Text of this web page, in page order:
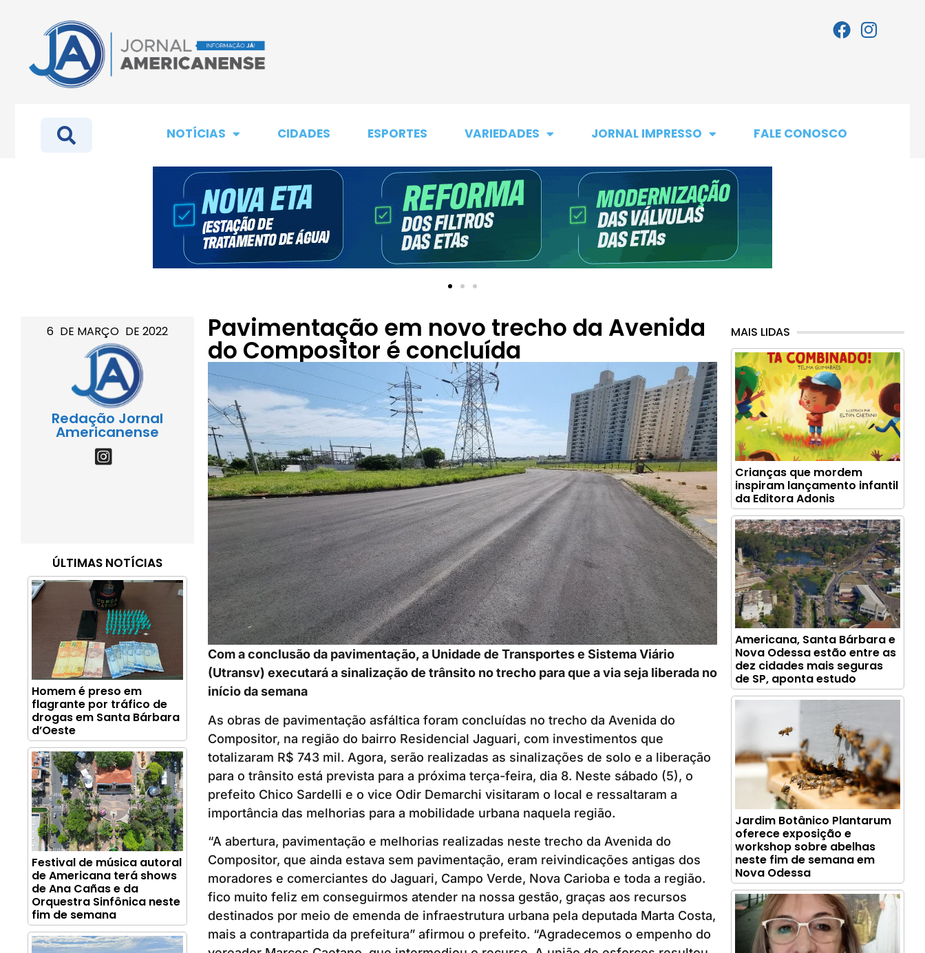
NOTÍCIAS CIDADES ESPORTES VARIEDADES JORNAL IMPRESSO FALE CONOSCO
6 DE MARÇO DE 2022
Redação Jornal
Americanense
ÚLTIMAS NOTÍCIAS
Homem é preso em
flagrante por tráfico de
drogas em Santa Bárbara
d’Oeste
Festival de música autoral
de Americana terá shows
de Ana Cañas e da
Orquestra Sinfônica neste
fim de semana
Pavimentação em novo trecho da Avenida
do Compositor é concluída
Com a conclusão da pavimentação, a Unidade de Transportes e Sistema Viário
(Utransv) executará a sinalização de trânsito no trecho para que a via seja liberada no
início da semana
As obras de pavimentação asfáltica foram concluídas no trecho da Avenida do
Compositor, na região do bairro Residencial Jaguari, com investimentos que
totalizaram R$ 743 mil. Agora, serão realizadas as sinalizações de solo e a liberação
para o trânsito está prevista para a próxima terça-feira, dia 8. Neste sábado (5), o
prefeito Chico Sardelli e o vice Odir Demarchi visitaram o local e ressaltaram a
importância das melhorias para a mobilidade urbana naquela região.
“A abertura, pavimentação e melhorias realizadas neste trecho da Avenida do
Compositor, que ainda estava sem pavimentação, eram reivindicações antigas dos
moradores e comerciantes do Jaguari, Campo Verde, Nova Carioba e toda a região.
fico muito feliz em conseguirmos atender na nossa gestão, graças aos recursos
destinados por meio de emenda de infraestrutura urbana pela deputada Marta Costa,
mais a contrapartida da prefeitura” afirmou o prefeito. “Agradecemos o empenho do
MAIS LIDAS
Crianças que mordem
inspiram lançamento infantil
da Editora Adonis
Americana, Santa Bárbara e
Nova Odessa estão entre as
dez cidades mais seguras
de SP, aponta estudo
Jardim Botânico Plantarum
oferece exposição e
workshop sobre abelhas
neste fim de semana em
Nova Odessa